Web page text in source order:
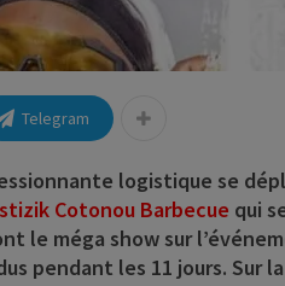
Telegram
logistique se
Cotonou Barbecue qui
le méga show sur
pendant les 11 jours. Sur